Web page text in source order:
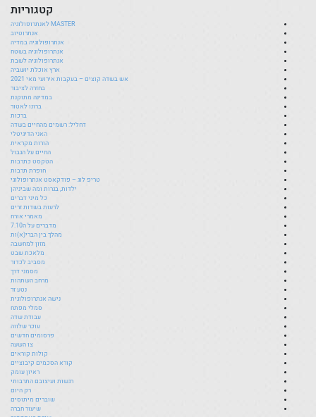
קטגוריות
MASTER לאנתרופולוגיה
אנתרוטיוב
אנתרופולוגיה במדיה
אנתרופולוגיה בשטח
אנתרופולוגיה לשבת
ארץ אוכלת יושביה
אש בשדה קוצים – בעקבות אירועי מאי 2021
בחזרה לציבור
במדינה מתוקנת
ברונו לאטור
ברכות
דחליל: רשמים מהחיים בשדה
האני הדיגיטלי
הורות מקראית
החיים על הגבול
הטקסט כתרבות
חופרת תרבות
טריפ לוג – פודקאסט אנתרופולוגי
ילדות, בגרות ומה שביניהן
כל מיני דברים
לרעות בשדות זרים
מאמרי אורח
מדברים על ה7.10
מהלך בין הברי(א)ות
מזון למחשבה
מלאכת שבט
מסביב לכדור
מסמני דרך
מרחב השתהות
נטע זר
נישה אנתרופולוגית
סמלי מפתח
עבודת שדה
עוכר שלווה
פרסומים חדשים
צו השעה
קולות קוראים
קורא הסכמים קיבוציים
ראיון עומק
רגשות ועיצובם התרבותי
רק היום
שוברים מיתוסים
שיעור חברה